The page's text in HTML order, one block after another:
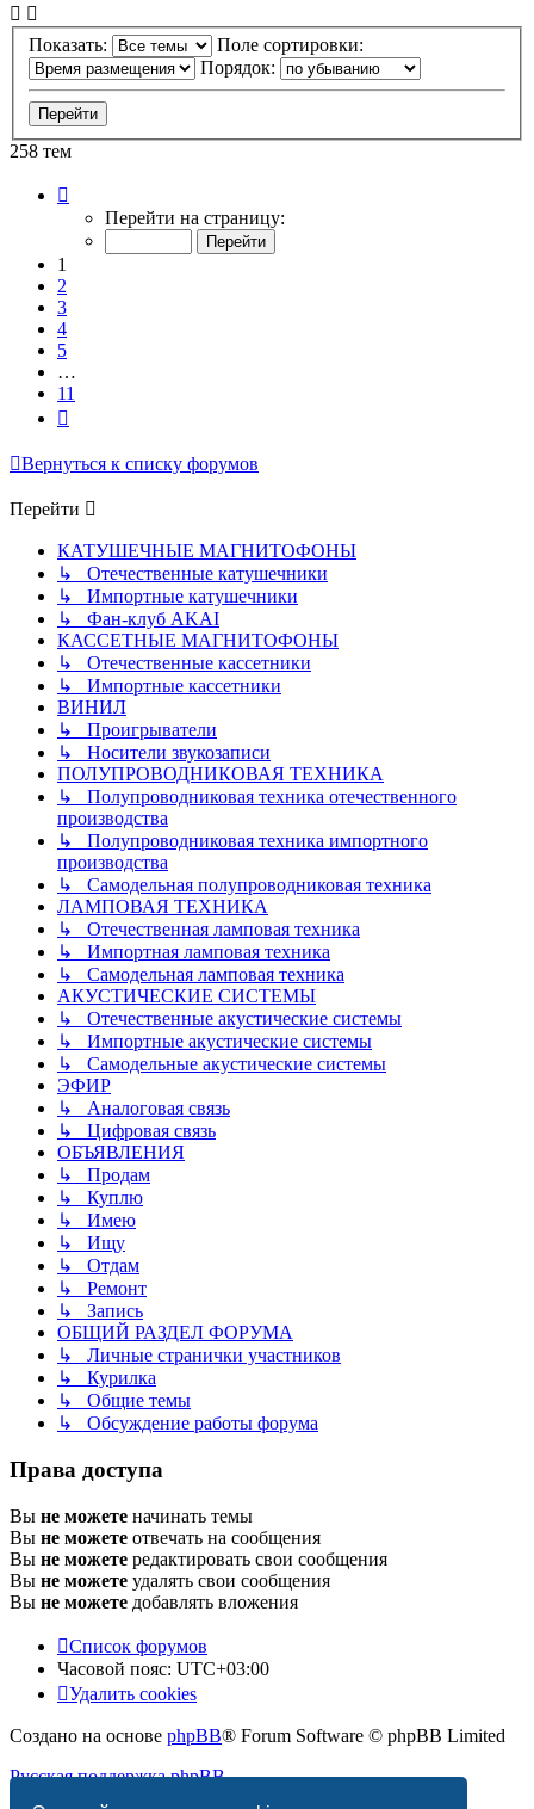
Показать:
Поле сортировки:
Порядок:
258 тем
Перейти на страницу:
1
2
3
4
5
…
11
Вернуться к списку форумов
Перейти
КАТУШЕЧНЫЕ МАГНИТОФОНЫ
↳ Отечественные катушечники
↳ Импортные катушечники
↳ Фан-клуб AKAI
КАССЕТНЫЕ МАГНИТОФОНЫ
↳ Отечественные кассетники
↳ Импортные кассетники
ВИНИЛ
↳ Проигрыватели
↳ Носители звукозаписи
ПОЛУПРОВОДНИКОВАЯ ТЕХНИКА
↳ Полупроводниковая техника отечественного
производства
↳ Полупроводниковая техника импортного
производства
↳ Самодельная полупроводниковая техника
ЛАМПОВАЯ ТЕХНИКА
↳ Отечественная ламповая техника
↳ Импортная ламповая техника
↳ Самодельная ламповая техника
АКУСТИЧЕСКИЕ СИСТЕМЫ
↳ Отечественные акустические системы
↳ Импортные акустические системы
↳ Самодельные акустические системы
ЭФИР
↳ Аналоговая связь
↳ Цифровая связь
ОБЪЯВЛЕНИЯ
↳ Продам
↳ Куплю
↳ Имею
↳ Ищу
↳ Отдам
↳ Ремонт
↳ Запись
ОБЩИЙ РАЗДЕЛ ФОРУМА
↳ Личные странички участников
↳ Курилка
↳ Общие темы
↳ Обсуждение работы форума
Права доступа
Вы не можете начинать темы
Вы не можете отвечать на сообщения
Вы не можете редактировать свои сообщения
Вы не можете удалять свои сообщения
Вы не можете добавлять вложения
Список форумов
Часовой пояс: UTC+03:00
Удалить cookies
Создано на основе phpBB® Forum Software © phpBB Limited
Русская поддержка phpBB